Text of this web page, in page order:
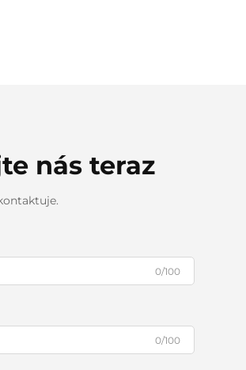
nás teraz
0/100
0/100